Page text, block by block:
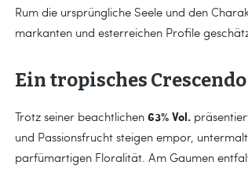
Rum die ursprüngliche Seele und den
markanten und esterreichen Profile
Ein tropisches
Trotz seiner beachtlichen 63% Vol.
und Passionsfrucht steigen empor,
parfümartigen Floralität. Am Gaumen